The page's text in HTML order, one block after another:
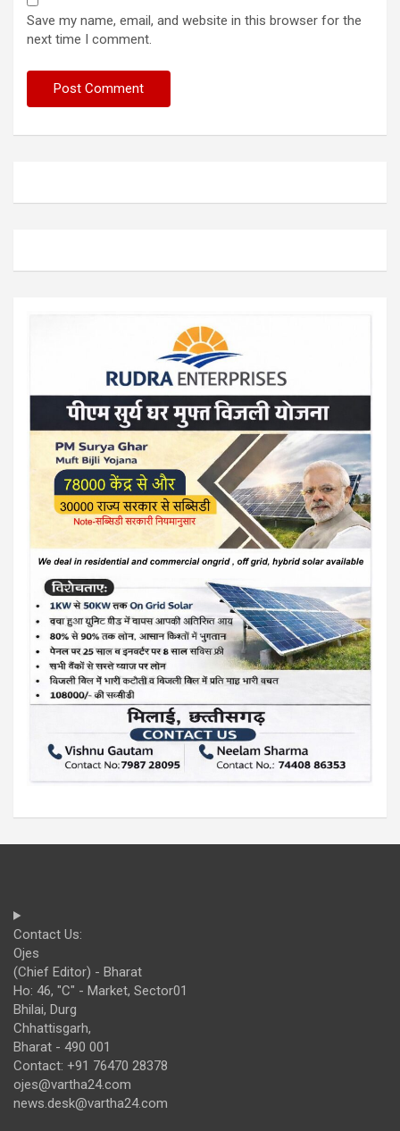
Save my name, email, and website in this browser for the
next time I comment.
Contact Us:
Ojes
(Chief Editor) - Bharat
Ho: 46, "C" - Market, Sector01
Bhilai, Durg
Chhattisgarh,
Bharat - 490 001
Contact: +91 76470 28378
ojes@vartha24.com
news.desk@vartha24.com